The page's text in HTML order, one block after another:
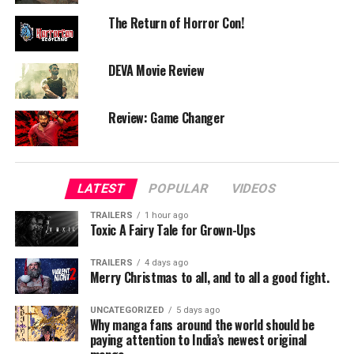
Lorem ipsum dolor sit amet, consectetur adipisicing elit,
sed do eiusmod tempor incididunt ut labore et dolore
magna aliqua. Ut enim ad minim veniam, quis nostrud
exercitation ullamco laboris nisi ut aliquip ex ea
commodo consequat.
“Duis aute irure dolor in
reprehenderit in voluptate
velit esse cillum dolore eu
fugiat”
Nemo enim ipsam voluptatem quia voluptas sit
aspernatur aut odit aut fugit, sed quia consequuntur
magni dolores eos qui ratione voluptatem sequi
nesciunt.
The Return of Horror Con!
DEVA Movie Review
Review: Game Changer
LATEST POPULAR VIDEOS
TRAILERS 1 hour ago
Toxic A Fairy Tale for Grown-Ups
TRAILERS 4 days ago
Merry Christmas to all, and to all a good fight.
UNCATEGORIZED 5 days ago
Why manga fans around the world should be
paying attention to India’s newest original